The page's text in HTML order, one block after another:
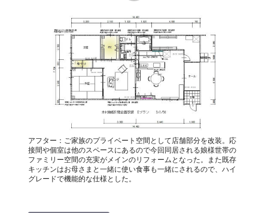
アフター：ご家族のプライベート空間として店舗部分を改装。応
接間や個室は他のスペースにあるので今回同居される娘様世帯の
ファミリー空間の充実がメインのリフォームとなった。また既存
キッチンはお母さまと一緒に使い食事も一緒にされるので、ハイ
グレードで機能的な仕様とした。